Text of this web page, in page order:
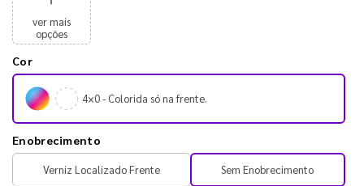
ver mais
opções
Cor
4×0 - Colorida só na frente.
Enobrecimento
Verniz Localizado Frente Sem Enobrecimento